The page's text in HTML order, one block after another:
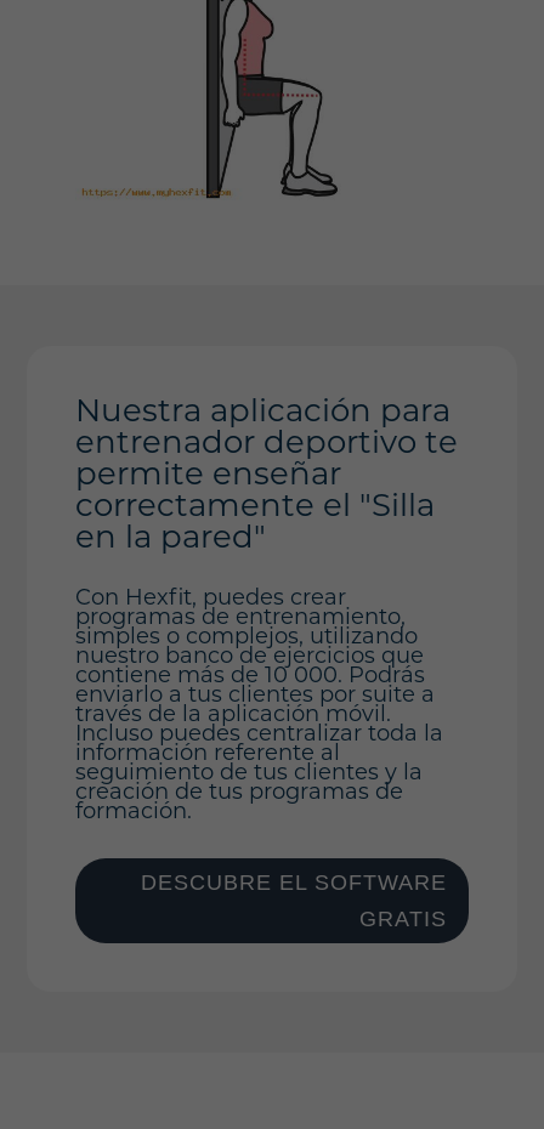
Nuestra aplicación para
entrenador deportivo te
permite enseñar
correctamente el "Silla
en la pared"
Con Hexfit, puedes crear
programas de entrenamiento,
simples o complejos, utilizando
nuestro banco de ejercicios que
contiene más de 10 000. Podrás
enviarlo a tus clientes por suite a
través de la aplicación móvil.
Incluso puedes centralizar toda la
información referente al
seguimiento de tus clientes y la
creación de tus programas de
formación.
DESCUBRE EL SOFTWARE
GRATIS